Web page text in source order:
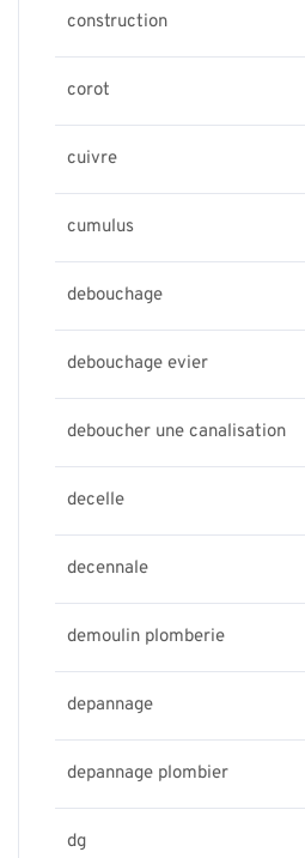
construction
corot
cuivre
cumulus
debouchage
debouchage evier
deboucher une canalisation
decelle
decennale
demoulin plomberie
depannage
depannage plombier
dg